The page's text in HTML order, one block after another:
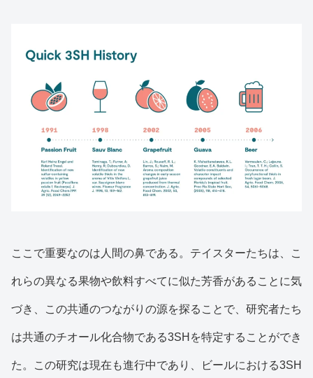
ここで重要なのは人間の鼻である。テイスターたちは、こ
れらの異なる果物や飲料すべてに似た芳香があることに気
づき、この共通のつながりの源を探ることで、研究者たち
は共通のチオール化合物である3SHを特定することができ
た。この研究は現在も進行中であり、ビールにおける3SH